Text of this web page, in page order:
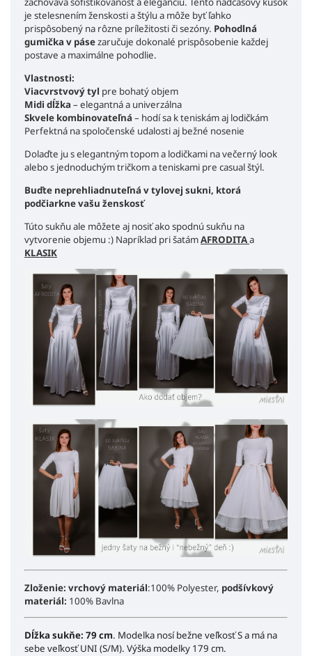
je stelesnením ženskosti a štýlu a môže byť ľahko
prispôsobený na rôzne príležitosti či sezóny. Pohodlná
gumička v pásezaručuje dokonalé prispôsobenie každej
postave a maximálne pohodlie.
Vlastnosti:
Viacvrstvový tyl pre bohatý objem
Midi dĺžka – elegantná a univerzálna
Skvele kombinovateľná – hodí sa k teniskám aj lodičkám
Perfektná na spoločenské udalosti aj bežné nosenie
Dolaďte ju s elegantným topom a lodičkami na večerný look
alebo s jednoduchým tričkom a teniskami pre casual štýl.
Buďte neprehliadnuteľná v tylovej sukni, ktorá
podčiarkne vašu ženskosť
Túto sukňu ale môžete aj nosiť ako spodnú sukňu na
vytvorenie objemu :) Napríklad pri šatámAFRODITAa
KLASIK
Zloženie: vrchový materiál:100% Polyester, podšívkový
materiál: 100% Bavlna
Dĺžka sukňe: 79 cm. Modelka nosí bežne veľkosť S a má na
sebe veľkosť UNI (S/M). Výška modelky 179 cm.